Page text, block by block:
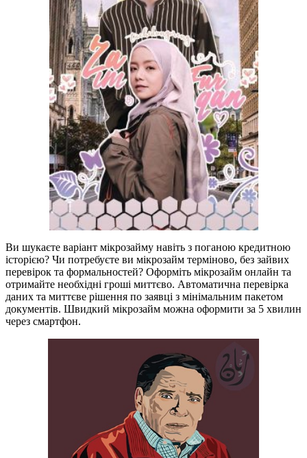
Ви шукаєте варіант мікрозайму навіть з поганою кредитною
історією? Чи потребуєте ви мікрозайм терміново, без зайвих
перевірок та формальностей? Оформіть мікрозайм онлайн та
отримайте необхідні гроші миттєво. Автоматична перевірка
даних та миттєве рішення по заявці з мінімальним пакетом
документів. Швидкий мікрозайм можна оформити за 5 хвилин
через смартфон.